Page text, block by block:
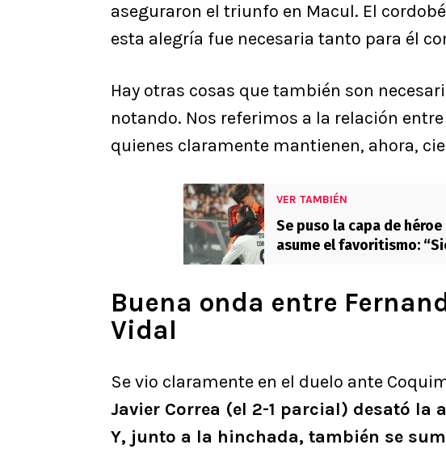
aseguraron el triunfo en Macul. El
esta alegría fue necesaria tanto para él
Hay otras cosas que también son
notando. Nos referimos a la relación
quienes claramente mantienen, ahora,
VER TAMBIÉN
Se puso la capa de
asume el favoritismo:
Buena onda entre
Vidal
Se vio claramente en el duelo ante
Javier Correa (el 2-1 parcial) desató la
Y, junto a la hinchada, también se